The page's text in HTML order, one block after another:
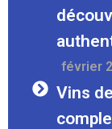
Février
Vins